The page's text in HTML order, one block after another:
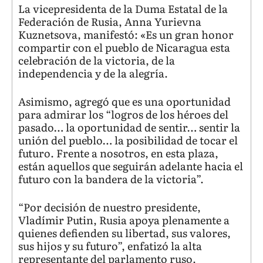
La vicepresidenta de la Duma Estatal de la
Federación de Rusia, Anna Yurievna
Kuznetsova, manifestó: «Es un gran honor
compartir con el pueblo de Nicaragua esta
celebración de la victoria, de la
independencia y de la alegría.
Asimismo, agregó que es una oportunidad
para admirar los “logros de los héroes del
pasado… la oportunidad de sentir… sentir la
unión del pueblo… la posibilidad de tocar el
futuro. Frente a nosotros, en esta plaza,
están aquellos que seguirán adelante hacia el
futuro con la bandera de la victoria”.
“Por decisión de nuestro presidente,
Vladímir Putin, Rusia apoya plenamente a
quienes defienden su libertad, sus valores,
sus hijos y su futuro”, enfatizó la alta
representante del parlamento ruso.